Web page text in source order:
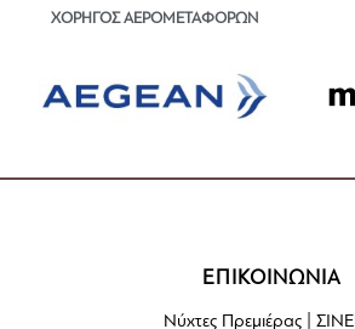
ΧΟΡΗΓΟΣ ΑΕΡΟΜΕΤΑΦΟΡΩΝ
ΕΠΙΚΟΙΝΩΝΙΑ
Νύχτες Πρεμιέρας |